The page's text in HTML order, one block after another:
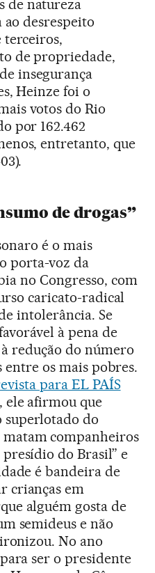
de natureza
desrespeito
de propriedade,
insegurança
Heinze foi o
votos do Rio
por 162.462
entretanto, que
de drogas”
é o mais
porta-voz da
no Congresso, com
caricato-radical
intolerância. Se
à pena de
redução do número
entre os mais pobres.
para EL PAÍS
ele afirmou que
do
companheiros
do Brasil” e
é bandeira de
crianças em
alguém gosta de
semideus e não
No ano
ser o presidente